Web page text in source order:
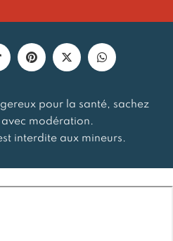
pour la santé, sachez
modération.
interdite aux mineurs.